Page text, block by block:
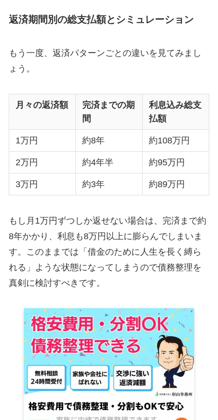
返済期間別の総支払額とシミュレーション
もう一度、返済パターンごとの違いを見てみまし
ょう。
月々の返済額
完済までの期
間
利息込み総支
払額
1万円 約8年 約108万円
2万円 約4年半 約95万円
3万円 約3年 約89万円
もし月1万円ずつしか返せない場合は、完済まで約
8年かかり、利息も8万円以上に膨らんでしまいま
す。このままでは「借金のために人生を長く縛ら
れる」ような状態になってしまうので債務整理を
真剣に検討すべきです。